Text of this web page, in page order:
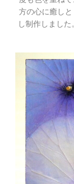
方の心に癒し
し制作しまし